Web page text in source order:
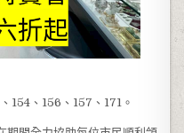
154、156、157、171。